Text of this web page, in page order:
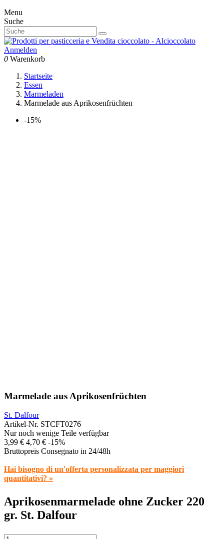
Menu
Suche
Anmelden
0 Warenkorb
Startseite
Essen
Marmeladen
Marmelade aus Aprikosenfrüchten
-15%
Marmelade aus Aprikosenfrüchten
St. Dalfour
Artikel-Nr. STCFT0276
Nur noch wenige Teile verfügbar
3,99 € 4,70 € -15%
Bruttopreis Consegnato in 24/48h
Hai bisogno di un'offerta personalizzata per maggiori
quantitativi? »
Aprikosenmarmelade ohne Zucker 220
gr. St. Dalfour